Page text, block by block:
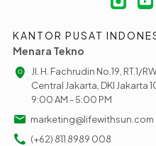
KANTOR PUSAT
Menara Tekno
Jl. H. Fachrudin No.19, RT.1/
Central Jakarta, DKI Jakarta
9:00 AM - 5:00 PM
marketing@lifewithsun.com
(+62) 811 8989 008